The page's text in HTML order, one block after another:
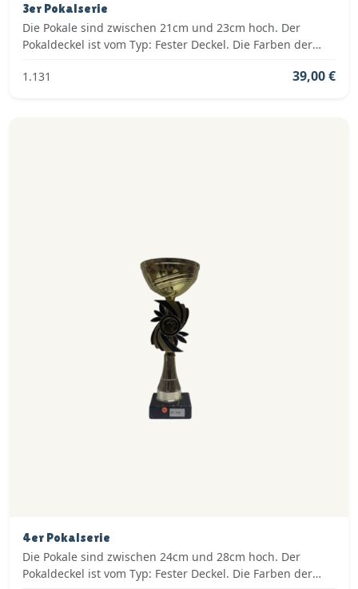
3er Pokalserie
Die Pokale sind zwischen 21cm und 23cm hoch. Der
Pokaldeckel ist vom Typ: Fester Deckel. Die Farben der
1.131
39,00 €
4er Pokalserie
Die Pokale sind zwischen 24cm und 28cm hoch. Der
Pokaldeckel ist vom Typ: Fester Deckel. Die Farben der